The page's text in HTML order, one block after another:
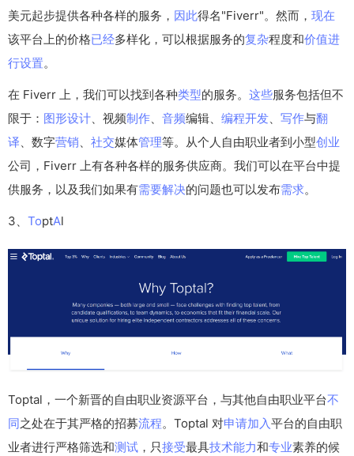
美元起步提供各种各样的服务， 因此得名"Fiverr"。然而， 现在
该平台上的价格已经多样化，可以根据服务的复杂程度和价值进
行设置。
在 Fiverr 上，我们可以找到各种类型的服务。 这些服务包括但不
限于： 图形设计、视频制作、 音频编辑、 编程开发、 写作与翻
译、数字营销、 社交媒体管理等。从个人自由职业者到小型创业
公司，Fiverr 上有各种各样的服务供应商。我们可以在平台中提
供服务，以及我们如果有需要解决的问题也可以发布需求。
3、 ToptAl
Toptal，一个新晋的自由职业资源平台，与其他自由职业平台不
同之处在于其严格的招募流程。Toptal 对申请加入平台的自由职
业者进行严格筛选和测试 ，只接受最具技术能力和专业素养的候